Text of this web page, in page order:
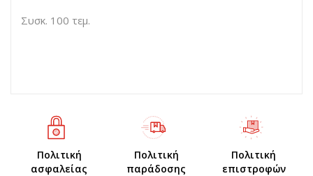
Συσκ. 100 τεμ.
Πολιτική
ασφαλείας
Πολιτική
παράδοσης
Πολιτική
επιστροφών